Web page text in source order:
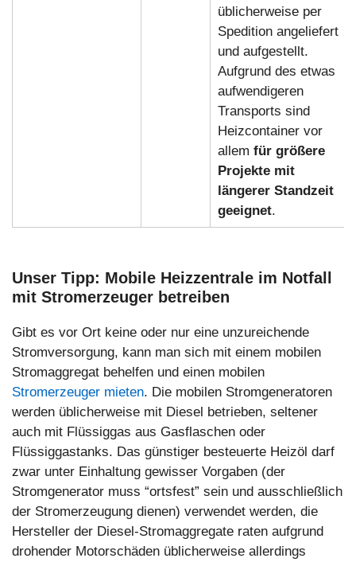
üblicherweise per
Spedition angeliefert
und aufgestellt.
Aufgrund des etwas
aufwendigeren
Transports sind
Heizcontainer vor
allem für größere
Projekte mit
längerer Standzeit
geeignet.
Unser Tipp: Mobile Heizzentrale im Notfall
mit Stromerzeuger betreiben
Gibt es vor Ort keine oder nur eine unzureichende
Stromversorgung, kann man sich mit einem mobilen
Stromaggregat behelfen und einen mobilen
Stromerzeuger mieten. Die mobilen Stromgeneratoren
werden üblicherweise mit Diesel betrieben, seltener
auch mit Flüssiggas aus Gasflaschen oder
Flüssiggastanks. Das günstiger besteuerte Heizöl darf
zwar unter Einhaltung gewisser Vorgaben (der
Stromgenerator muss “ortsfest” sein und ausschließlich
der Stromerzeugung dienen) verwendet werden, die
Hersteller der Diesel-Stromaggregate raten aufgrund
drohender Motorschäden üblicherweise allerdings